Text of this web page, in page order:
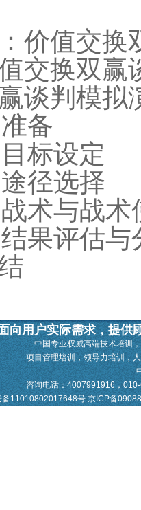
价值交换
交换双赢
谈判模拟
备
标设定
径选择
术与战术
果评估与
向用户实际需求，提供
中国专业权威高端技术培训
项目管理培训，领导力培训
咨询电话：4007991916，
备11010802017648号京ICP备